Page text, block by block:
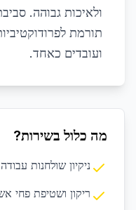
ולאיכות גבוהה.
תורמת
ועובדים כאחד.
מה כלול בשירות?
ניקיון שולחנות
ריקון ושטיפת פחי